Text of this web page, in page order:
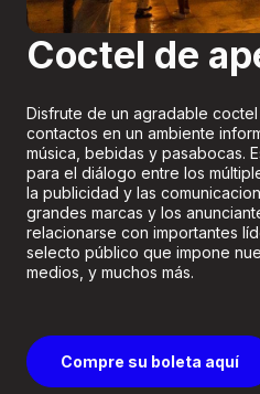
Coctel de
Disfrute de un agradable
contactos en un ambiente
música, bebidas y pasabocas.
para el diálogo entre los
la publicidad y las
grandes marcas y los
relacionarse con importantes
selecto público que impone
medios, y muchos más.
Compre su boleta aquí